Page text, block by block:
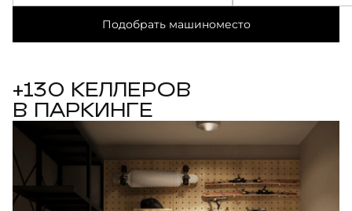
Подобрать машиноместо
+130 КЕЛЛЕРОВ
В ПАРКИНГЕ